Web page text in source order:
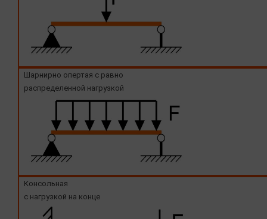
Шарнирно опертая с равно
распределенной нагрузкой
Консольная
с нагрузкой на конце